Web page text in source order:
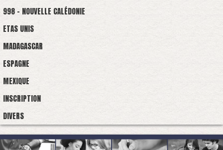
998 - NOUVELLE CALÉDONIE
ETAS UNIS
MADAGASCAR
ESPAGNE
MEXIQUE
INSCRIPTION
DIVERS